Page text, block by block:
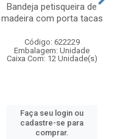
Bandeja petisqueira de
madeira com porta tacas
Código: 622229
Embalagem: Unidade
Caixa Com: 12 Unidade(s)
Faça seu login ou
cadastre-se para
comprar.